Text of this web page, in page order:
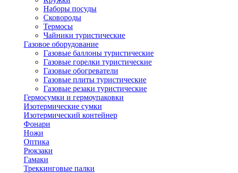
Наборы посуды
Сковороды
Термосы
Чайники туристические
Газовое оборудование
Газовые баллоны туристические
Газовые горелки туристические
Газовые обогреватели
Газовые плиты туристические
Газовые резаки туристические
Гермосумки и гермоупаковки
Изотермические сумки
Изотермический контейнер
Фонари
Ножи
Оптика
Рюкзаки
Гамаки
Треккинговые палки